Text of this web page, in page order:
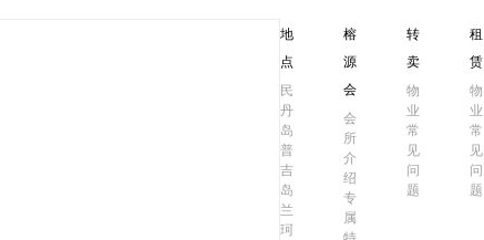
地
点
民
丹
岛
普
吉
岛
兰
珂
榕
源
会
会
所
介
绍
专
属
转
卖
物
业
常
见
问
题
租
赁
物
业
常
见
问
题